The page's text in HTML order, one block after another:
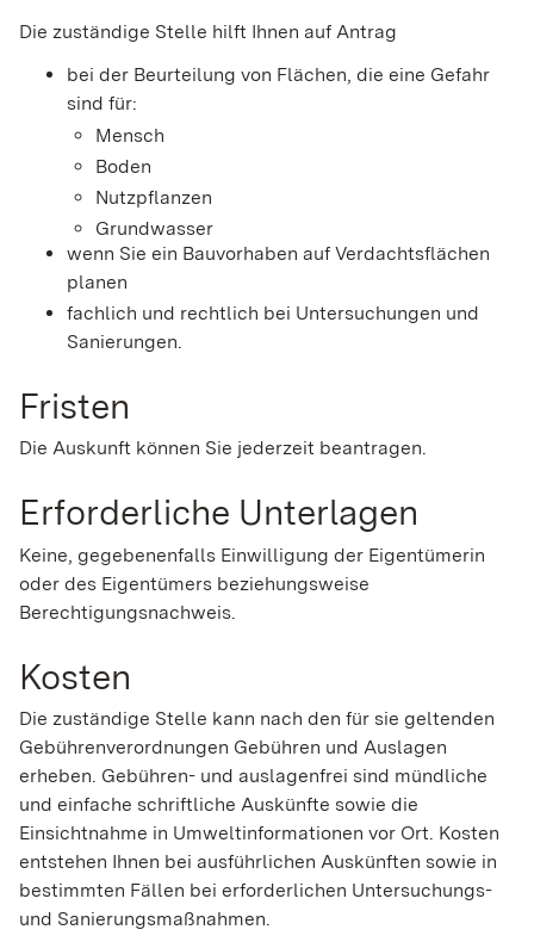
Die zuständige Stelle hilft Ihnen auf Antrag
bei der Beurteilung von Flächen, die eine Gefahr
sind für:
Mensch
Boden
Nutzpflanzen
Grundwasser
wenn Sie ein Bauvorhaben auf Verdachtsflächen
planen
fachlich und rechtlich bei Untersuchungen und
Sanierungen.
Fristen
Die Auskunft können Sie jederzeit beantragen.
Erforderliche Unterlagen
Keine, gegebenenfalls Einwilligung der Eigentümerin
oder des Eigentümers beziehungsweise
Berechtigungsnachweis.
Kosten
Die zuständige Stelle kann nach den für sie geltenden
Gebührenverordnungen Gebühren und Auslagen
erheben. Gebühren- und auslagenfrei sind mündliche
und einfache schriftliche Auskünfte sowie die
Einsichtnahme in Umweltinformationen vor Ort. Kosten
entstehen Ihnen bei ausführlichen Auskünften sowie in
bestimmten Fällen bei erforderlichen Untersuchungs-
und Sanierungsmaßnahmen.